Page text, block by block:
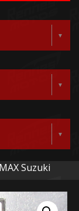
Suzuki